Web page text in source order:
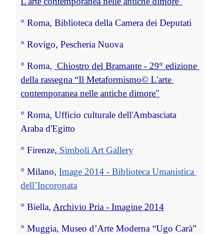
° Roma, Biblioteca della Camera dei Deputati
° Rovigo, Pescheria Nuova
° Roma, Chiostro del Bramante - 29° edizione
della rassegna “Il Metaformismo© L'arte
contemporanea nelle antiche dimore"
° Roma, Ufficio culturale dell'Ambasciata
Araba d'Egitto
° Firenze, Simboli Art Gallery
° Milano, Image 2014 - Biblioteca Umanistica
dell’Incoronata
° Biella, Archivio Pria - Imagine 2014
° Muggia, Museo d’Arte Moderna “Ugo Carà”